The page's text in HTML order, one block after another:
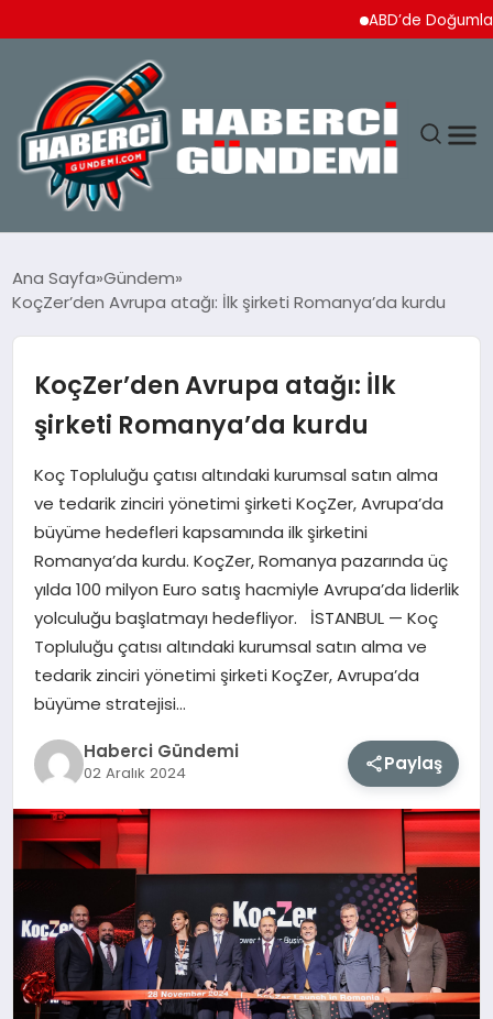
ABD’de Doğumla
YAŞAM
SPOR
EKONOMI
DÜNYA
MAGAZIN
EĞITIM
SAĞLIK
TEKNOLOJI
Ana Sayfa Gündem
KoçZer’den Avrupa atağı: İlk şirketi Romanya’da kurdu
KoçZer’den Avrupa atağı: İlk
şirketi Romanya’da kurdu
Koç Topluluğu çatısı altındaki kurumsal satın alma
ve tedarik zinciri yönetimi şirketi KoçZer, Avrupa’da
büyüme hedefleri kapsamında ilk şirketini
Romanya’da kurdu. KoçZer, Romanya pazarında üç
yılda 100 milyon Euro satış hacmiyle Avrupa’da liderlik
yolculuğu başlatmayı hedefliyor. İSTANBUL — Koç
Topluluğu çatısı altındaki kurumsal satın alma ve
tedarik zinciri yönetimi şirketi KoçZer, Avrupa’da
büyüme stratejisi…
Haberci Gündemi
02 Aralık 2024 Paylaş